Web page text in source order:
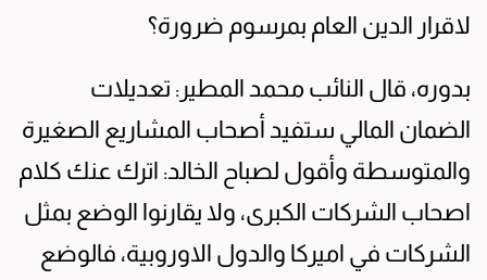
لاقرار الدين العام بمرسوم ضرورة؟
بدوره، قال النائب محمد المطير: تعديلات
الضمان المالي ستفيد أصحاب المشاريع الصغيرة
والمتوسطة وأقول لصباح الخالد: اترك عنك كلام
اصحاب الشركات الكبرى، ولا يقارنوا الوضع بمثل
الشركات في اميركا والدول الاوروبية، فالوضع